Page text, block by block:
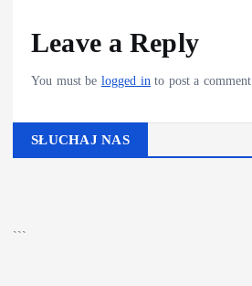
Leave a Reply
You must be logged in to post a comment.
SŁUCHAJ NAS
```